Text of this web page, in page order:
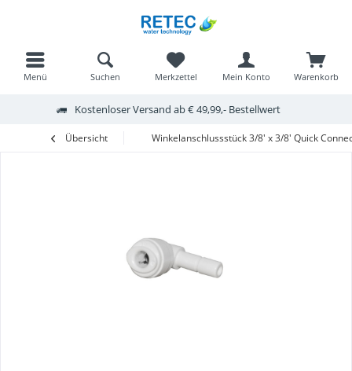
Kostenloser Versand ab € 49,99,- Bestellwert
Menü Warenkorb
Merkzettel Mein Konto
Suchen
Übersicht Winkelanschlussstück 3/8' x 3/8' Quick